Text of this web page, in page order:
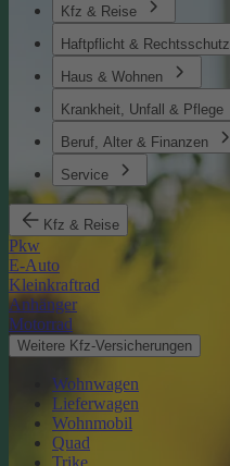
Kfz & Reise
Haftpflicht & Rechtsschutz
Haus & Wohnen
Krankheit, Unfall & Pflege
Beruf, Alter & Finanzen
Service
Kfz & Reise
Pkw
E-Auto
Kleinkraftrad
Anhänger
Motorrad
Weitere Kfz-Versicherungen
Wohnwagen
Lieferwagen
Wohnmobil
Quad
Trike